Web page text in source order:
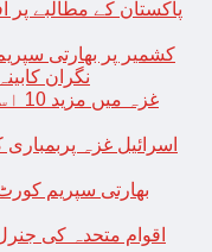
پاکستان کے مطالبے
کشمیر پر بھارتی
نگران
اسرائیل غزہ
بھارتی سپریم
اقوام متحدہ کی